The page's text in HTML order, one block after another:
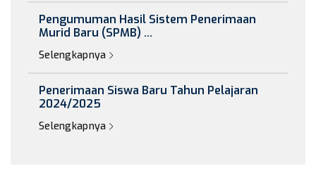
Pengumuman Hasil Sistem Penerimaan
Murid Baru (SPMB) ...
Selengkapnya
Penerimaan Siswa Baru Tahun Pelajaran
2024/2025
Selengkapnya